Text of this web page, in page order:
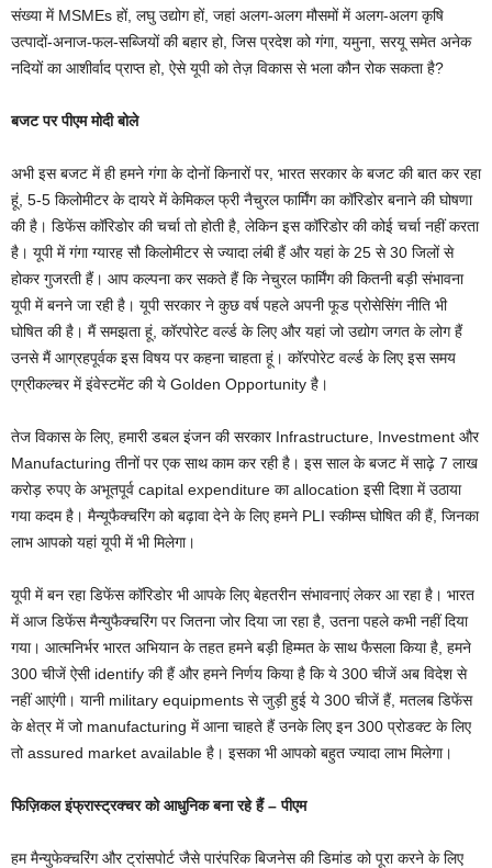
संख्या में MSMEs हों, लघु उद्योग हों, जहां अलग-अलग मौसमों में अलग-अलग कृषि
उत्पादों-अनाज-फल-सब्जियों की बहार हो, जिस प्रदेश को गंगा, यमुना, सरयू समेत अनेक
नदियों का आशीर्वाद प्राप्त हो, ऐसे यूपी को तेज़ विकास से भला कौन रोक सकता है?
बजट पर पीएम मोदी बोले
अभी इस बजट में ही हमने गंगा के दोनों किनारों पर, भारत सरकार के बजट की बात कर रहा
हूं, 5-5 किलोमीटर के दायरे में केमिकल फ्री नैचुरल फार्मिंग का कॉरिडोर बनाने की घोषणा
की है। डिफेंस कॉरिडोर की चर्चा तो होती है, लेकिन इस कॉरिडोर की कोई चर्चा नहीं करता
है। यूपी में गंगा ग्यारह सौ किलोमीटर से ज्यादा लंबी हैं और यहां के 25 से 30 जिलों से
होकर गुजरती हैं। आप कल्पना कर सकते हैं कि नेचुरल फार्मिंग की कितनी बड़ी संभावना
यूपी में बनने जा रही है। यूपी सरकार ने कुछ वर्ष पहले अपनी फूड प्रोसेसिंग नीति भी
घोषित की है। मैं समझता हूं, कॉरपोरेट वर्ल्ड के लिए और यहां जो उद्योग जगत के लोग हैं
उनसे मैं आग्रहपूर्वक इस विषय पर कहना चाहता हूं। कॉरपोरेट वर्ल्‍ड के लिए इस समय
एग्रीकल्चर में इंवेस्टमेंट की ये Golden Opportunity है।
तेज विकास के लिए, हमारी डबल इंजन की सरकार Infrastructure, Investment और
Manufacturing तीनों पर एक साथ काम कर रही है। इस साल के बजट में साढ़े 7 लाख
करोड़ रुपए के अभूतपूर्व capital expenditure का allocation इसी दिशा में उठाया
गया कदम है। मैन्यूफैक्चरिंग को बढ़ावा देने के लिए हमने PLI स्कीम्स घोषित की हैं, जिनका
लाभ आपको यहां यूपी में भी मिलेगा।
यूपी में बन रहा डिफेंस कॉरिडोर भी आपके लिए बेहतरीन संभावनाएं लेकर आ रहा है। भारत
में आज डिफेंस मैन्युफैक्चरिंग पर जितना जोर दिया जा रहा है, उतना पहले कभी नहीं दिया
गया। आत्मनिर्भर भारत अभियान के तहत हमने बड़ी हिम्मत के साथ फैसला किया है, हमने
300 चीजें ऐसी identify की हैं और हमने निर्णय किया है कि ये 300 चीजें अब विदेश से
नहीं आएंगी। यानी military equipments से जुड़ी हुई ये 300 चीजें हैं, मतलब डिफेंस
के क्षेत्र में जो manufacturing में आना चाहते हैं उनके लिए इन 300 प्रोडक्ट के लिए
तो assured market available है। इसका भी आपको बहुत ज्यादा लाभ मिलेगा।
फिज़िकल इंफ्रास्ट्रक्चर को आधुनिक बना रहे हैं – पीएम
हम मैन्युफेक्चरिंग और ट्रांसपोर्ट जैसे पारंपरिक बिजनेस की डिमांड को पूरा करने के लिए